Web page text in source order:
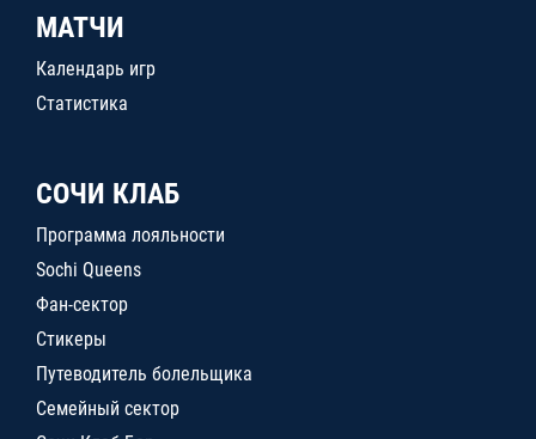
МАТЧИ
Календарь игр
Статистика
СОЧИ КЛАБ
Программа лояльности
Sochi Queens
Фан-сектор
Стикеры
Путеводитель болельщика
Семейный сектор